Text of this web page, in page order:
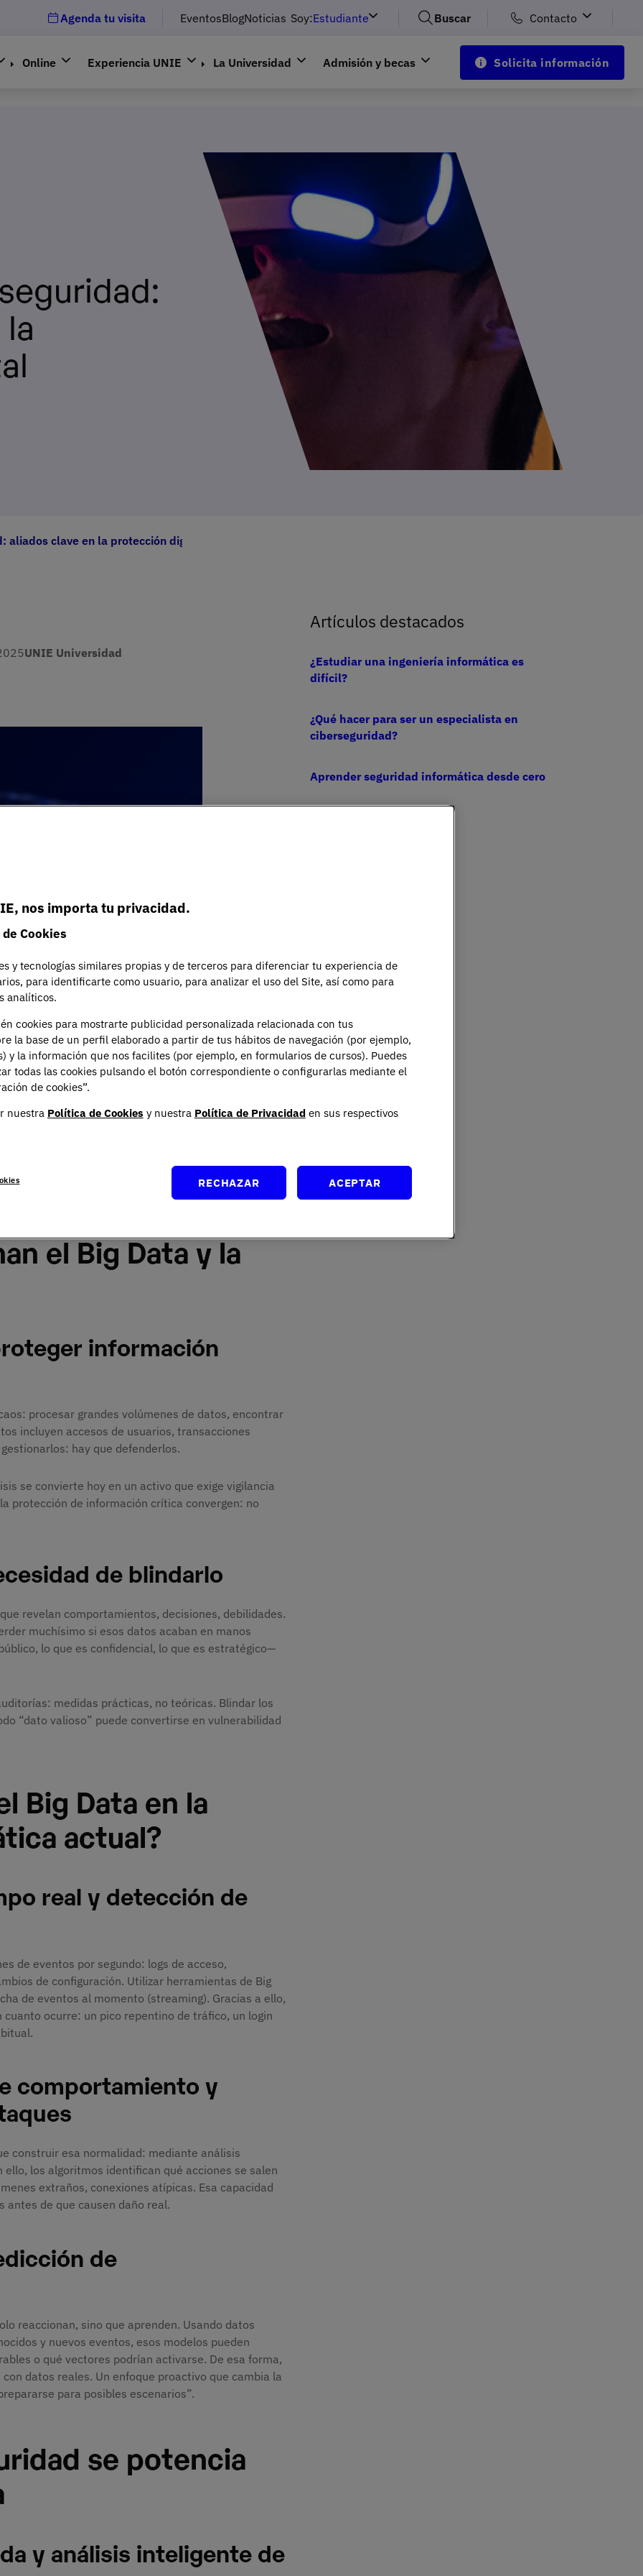
Agenda tu visita EventosBlogNoticias Soy:Estudiante Buscar Contacto
Online Experiencia UNIE La Universidad Admisión y becas Solicita información
aliados clave en la protección digital
UNIE Universidad
Aquellas amenazas rudimentarias
entorno digital, y aunque hoy los ataques han
tratando de anticipar lo inesperado.
en un flujo incesante de datos: transacciones,
Cada fragmento es una pieza de información
Aquí interviene el Big Data, que organiza y
la ciberseguridad se encarga de protegerlos.
especializarse en estas disciplinas significa abrir
como el
con este cruce de conocimiento y
el Big Data y la
información
procesar grandes volúmenes de datos, encontrar
incluyen accesos de usuarios, transacciones
hay que defenderlos.
se convierte hoy en un activo que exige vigilancia
protección de información crítica convergen: no
de blindarlo
revelan comportamientos, decisiones, debilidades.
muchísimo si esos datos acaban en manos
lo que es confidencial, lo que es estratégico—
medidas prácticas, no teóricas. Blindar los
“dato valioso” puede convertirse en vulnerabilidad
Big Data en la
actual?
real y detección de
de eventos por segundo: logs de acceso,
de configuración. Utilizar herramientas de Big
de eventos al momento (streaming). Gracias a ello,
ocurre: un pico repentino de tráfico, un login
comportamiento y
construir esa normalidad: mediante análisis
los algoritmos identifican qué acciones se salen
extraños, conexiones atípicas. Esa capacidad
de que causen daño real.
de
reaccionan, sino que aprenden. Usando datos
y nuevos eventos, esos modelos pueden
o qué vectores podrían activarse. De esa forma,
datos reales. Un enfoque proactivo que cambia la
para posibles escenarios”.
se potencia
y análisis inteligente de
Artículos destacados
¿Estudiar una ingeniería informática es
difícil?
¿Qué hacer para ser un especialista en
ciberseguridad?
Aprender seguridad informática desde cero
nos importa tu privacidad.
Cookies
y tecnologías similares propias y de terceros para diferenciar tu experiencia de
para identificarte como usuario, para analizar el uso del Site, así como para
analíticos.
cookies para mostrarte publicidad personalizada relacionada con tus
la base de un perfil elaborado a partir de tus hábitos de navegación (por ejemplo,
y la información que nos facilites (por ejemplo, en formularios de cursos). Puedes
todas las cookies pulsando el botón correspondiente o configurarlas mediante el
de cookies”.
nuestra Política de Cookies y nuestra Política de Privacidad en sus respectivos
RECHAZAR ACEPTAR